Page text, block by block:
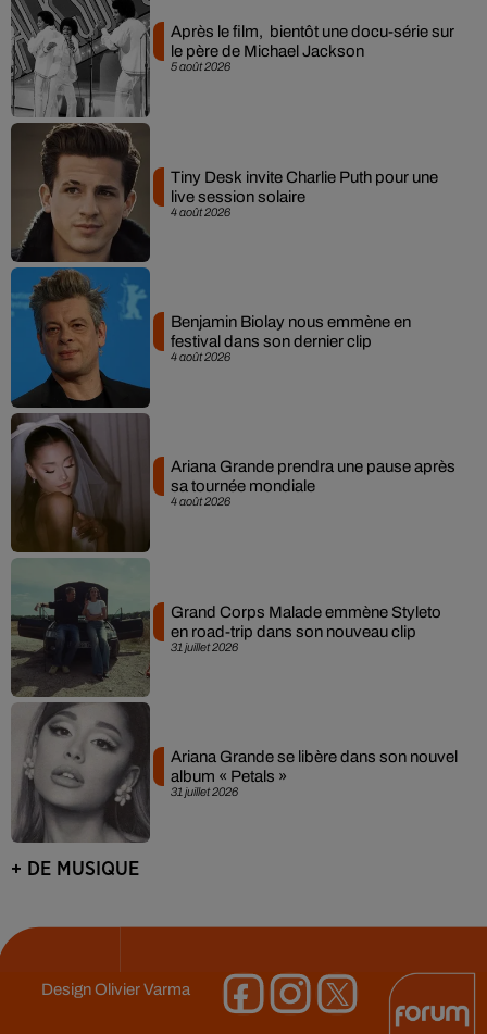
5 août 2026
Après le film, bientôt une docu-série sur
le père de Michael Jackson
4 août 2026
Tiny Desk invite Charlie Puth pour une
live session solaire
4 août 2026
Benjamin Biolay nous emmène en
festival dans son dernier clip
4 août 2026
Ariana Grande prendra une pause après
sa tournée mondiale
31 juillet 2026
Grand Corps Malade emmène Styleto
en road-trip dans son nouveau clip
31 juillet 2026
Ariana Grande se libère dans son nouvel
album « Petals »
+ DE MUSIQUE
DesignOlivier Varma